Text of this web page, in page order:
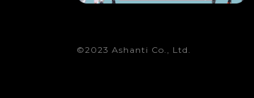
©2023 Ashanti Co., Ltd.